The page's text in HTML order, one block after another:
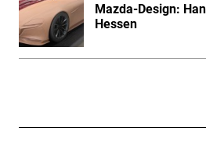
Mazda-Design:
Hessen